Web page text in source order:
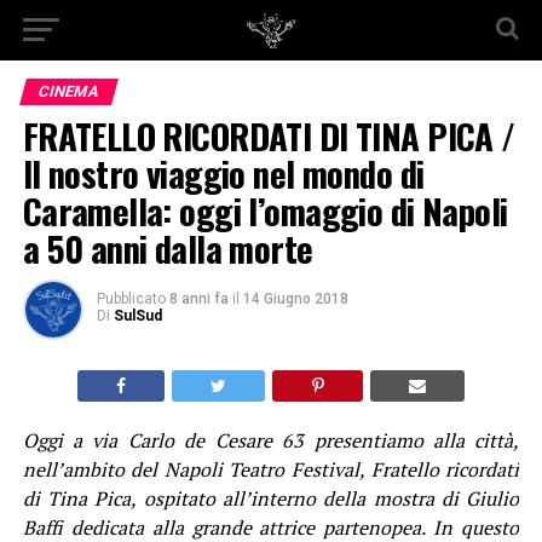
CINEMA
FRATELLO RICORDATI DI TINA PICA /
Il nostro viaggio nel mondo di
Caramella: oggi l’omaggio di Napoli
a 50 anni dalla morte
Pubblicato 8 anni fa il 14 Giugno 2018
Di SulSud
Oggi a via Carlo de Cesare 63 presentiamo alla città,
nell’ambito del Napoli Teatro Festival, Fratello ricordati
di Tina Pica, ospitato all’interno della mostra di Giulio
Baffi dedicata alla grande attrice partenopea. In questo